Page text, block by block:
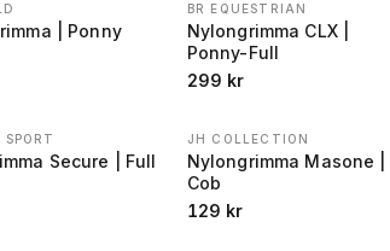
| Ponny
BR EQUESTRIAN
Nylongrimma CLX |
Ponny-Full
299 kr
SPORT
Secure | Full
JH COLLECTION
Nylongrimma Masone |
Cob
129 kr